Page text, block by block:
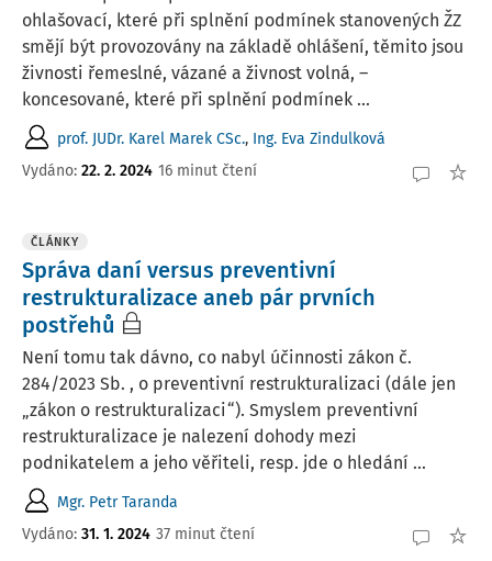
ohlašovací, které při splnění podmínek stanovených ŽZ
smějí být provozovány na základě ohlášení, těmito jsou
živnosti řemeslné, vázané a živnost volná, –
koncesované, které při splnění podmínek ...
prof. JUDr. Karel Marek CSc., Ing. Eva Zindulková
Vydáno: 22. 2. 2024 16 minut čtení
ČLÁNKY
Správa daní versus preventivní
restrukturalizace aneb pár prvních
postřehů
Není tomu tak dávno, co nabyl účinnosti zákon č.
284/2023 Sb. , o preventivní restrukturalizaci (dále jen
„zákon o restrukturalizaci“). Smyslem preventivní
restrukturalizace je nalezení dohody mezi
podnikatelem a jeho věřiteli, resp. jde o hledání ...
Mgr. Petr Taranda
Vydáno: 31. 1. 2024 37 minut čtení